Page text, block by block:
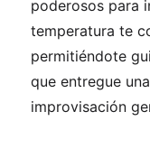
poderosos para
temperatura te
permitiéndote
que entregue
improvisación